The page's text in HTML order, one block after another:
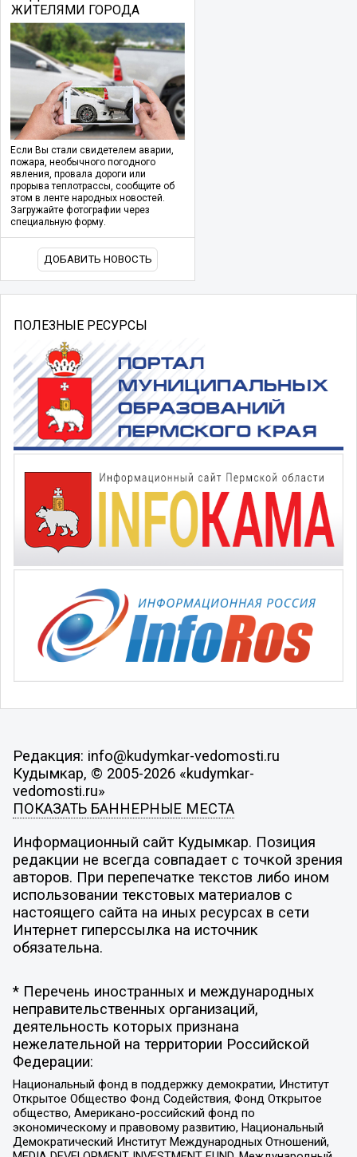
ЖИТЕЛЯМИ ГОРОДА
Если Вы стали свидетелем аварии,
пожара, необычного погодного
явления, провала дороги или
прорыва теплотрассы, сообщите об
этом в ленте народных новостей.
Загружайте фотографии через
специальную форму.
ДОБАВИТЬ НОВОСТЬ
ПОЛЕЗНЫЕ РЕСУРСЫ
Редакция: info@kudymkar-vedomosti.ru
Кудымкар, © 2005-2026 «kudymkar-
vedomosti.ru»
ПОКАЗАТЬ БАННЕРНЫЕ МЕСТА
Информационный сайт Кудымкар. Позиция
редакции не всегда совпадает с точкой зрения
авторов. При перепечатке текстов либо ином
использовании текстовых материалов с
настоящего сайта на иных ресурсах в сети
Интернет гиперссылка на источник
обязательна.
* Перечень иностранных и международных
неправительственных организаций,
деятельность которых признана
нежелательной на территории Российской
Федерации:
Национальный фонд в поддержку демократии, Институт
Открытое Общество Фонд Содействия, Фонд Открытое
общество, Американо-российский фонд по
экономическому и правовому развитию, Национальный
Демократический Институт Международных Отношений,